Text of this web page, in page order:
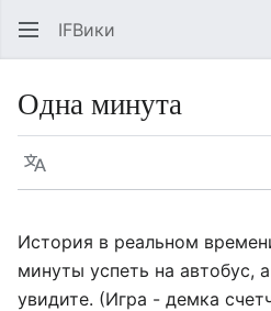
IFВики
Одна минута
Язык
История в реальном
минуты успеть на автобус,
увидите. (Игра - демка